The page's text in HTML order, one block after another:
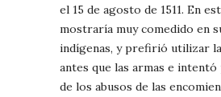
el 15 de agosto de 1511. En
mostraría muy comedido en
indígenas, y prefirió utilizar
antes que las armas e
de los abusos de las